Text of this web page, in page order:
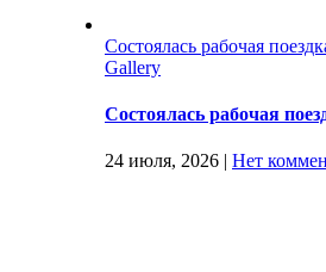
Состоялась рабочая
Gallery
Состоялась рабочая
24 июля, 2026 | Нет